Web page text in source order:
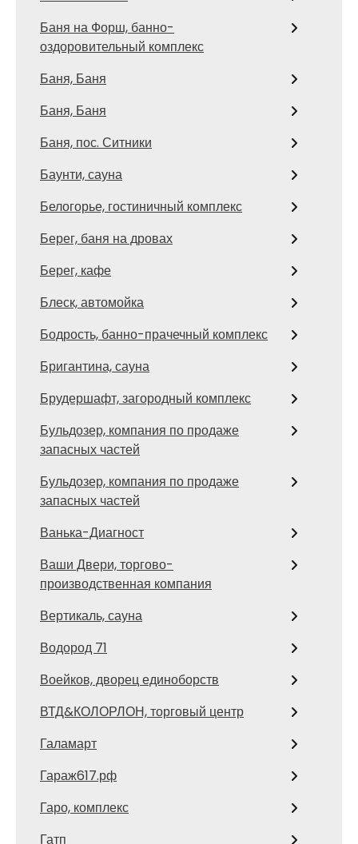
Баня на Форш, банно-
оздоровительный комплекс
Баня, Баня
Баня, Баня
Баня, пос. Ситники
Баунти, сауна
Белогорье, гостиничный комплекс
Берег, баня на дровах
Берег, кафе
Блеск, автомойка
Бодрость, банно-прачечный комплекс
Бригантина, сауна
Брудершафт, загородный комплекс
Бульдозер, компания по продаже
запасных частей
Бульдозер, компания по продаже
запасных частей
Ванька-Диагност
Ваши Двери, торгово-
производственная компания
Вертикаль, сауна
Водород 71
Воейков, дворец единоборств
ВТД&КОЛОРЛОН, торговый центр
Галамарт
Гараж617.рф
Гаро, комплекс
Гатп